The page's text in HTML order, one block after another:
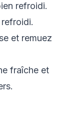
refroidi.
et remuez
fraîche et